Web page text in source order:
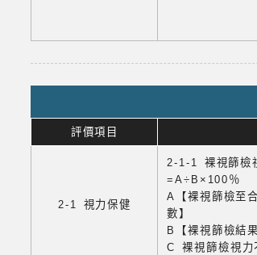
評價項目
2-1 視力保健
2-1-1 裸視篩檢
=A÷B×100％
A【裸視篩檢至
數】
B【裸視篩檢結
C 裸視篩檢視力